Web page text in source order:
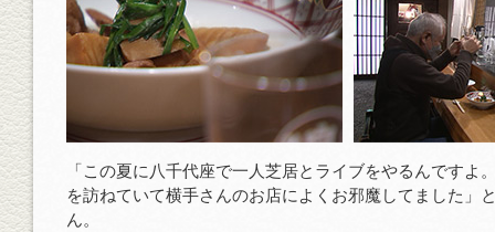
「この夏に八千代座で一人芝居とライブをやるんですよ
を訪ねていて横手さんのお店によくお邪魔してました」
ん。